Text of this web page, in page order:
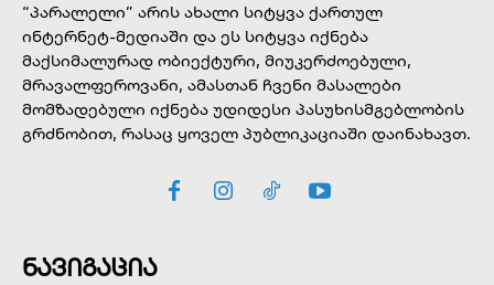
“პარალელი” არის ახალი სიტყვა ქართულ
ინტერნეტ-მედიაში და ეს სიტყვა იქნება
მაქსიმალურად ობიექტური, მიუკერძოებული,
მრავალფეროვანი, ამასთან ჩვენი მასალები
მომზადებული იქნება უდიდესი პასუხისმგებლობის
გრძნობით, რასაც ყოველ პუბლიკაციაში დაინახავთ.
ნავიგაცია